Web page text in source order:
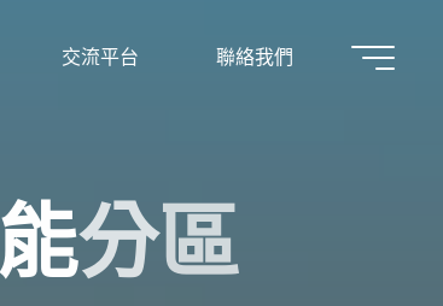
交流平台 聯絡我們
能分區